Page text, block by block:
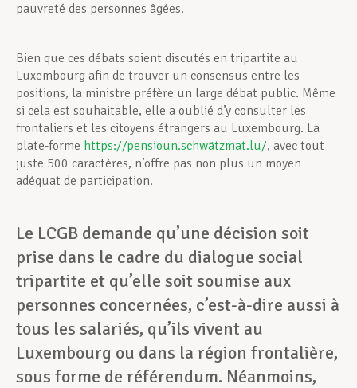
pauvreté des personnes âgées.
Bien que ces débats soient discutés en tripartite au
Luxembourg afin de trouver un consensus entre les
positions, la ministre préfère un large débat public. Même
si cela est souhaitable, elle a oublié d’y consulter les
frontaliers et les citoyens étrangers au Luxembourg. La
plate-forme https://pensioun.schwätzmat.lu/, avec tout
juste 500 caractères, n’offre pas non plus un moyen
adéquat de participation.
Le LCGB demande qu’une décision soit
prise dans le cadre du dialogue social
tripartite et qu’elle soit soumise aux
personnes concernées, c’est-à-dire aussi à
tous les salariés, qu’ils vivent au
Luxembourg ou dans la région frontalière,
sous forme de référendum. Néanmoins,